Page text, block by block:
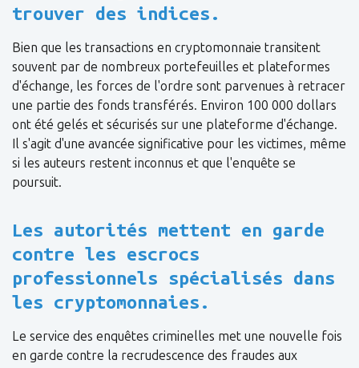
trouver des indices.
Bien que les transactions en cryptomonnaie transitent
souvent par de nombreux portefeuilles et plateformes
d'échange, les forces de l'ordre sont parvenues à retracer
une partie des fonds transférés. Environ 100 000 dollars
ont été gelés et sécurisés sur une plateforme d'échange.
Il s'agit d'une avancée significative pour les victimes, même
si les auteurs restent inconnus et que l'enquête se
poursuit.
Les autorités mettent en garde
contre les escrocs
professionnels spécialisés dans
les cryptomonnaies.
Le service des enquêtes criminelles met une nouvelle fois
en garde contre la recrudescence des fraudes aux